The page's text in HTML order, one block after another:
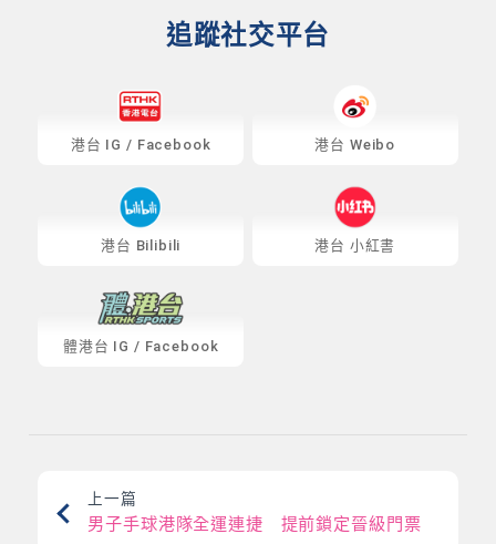
追蹤社交平台
港台 IG / Facebook 港台 Weibo
港台 Bilibili 港台 小紅書
體港台 IG / Facebook
上一篇
男子手球港隊全運連捷 提前鎖定晉級門票